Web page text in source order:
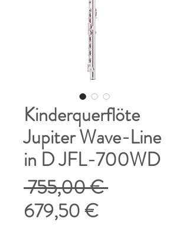
Kinderquerflöte
Jupiter Wave-Line
in D JFL-700WD
755,00 €
679,50 €